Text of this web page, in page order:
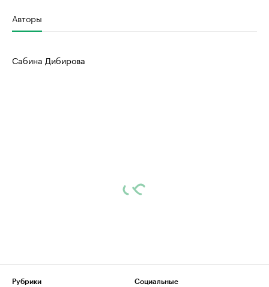
Авторы
Сабина Дибирова
Рубрики
Социальные